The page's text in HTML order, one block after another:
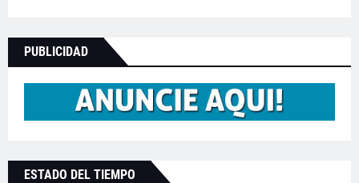
PUBLICIDAD
ESTADO DEL TIEMPO